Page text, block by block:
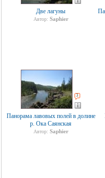
Две лагуны
Автор: Saphier
3
Панорама лавовых полей в долине
р. Ока Саянская
Автор: Saphier